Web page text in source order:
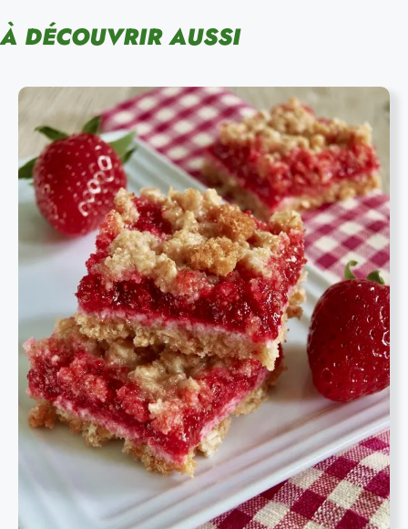
À DÉCOUVRIR AUSSI